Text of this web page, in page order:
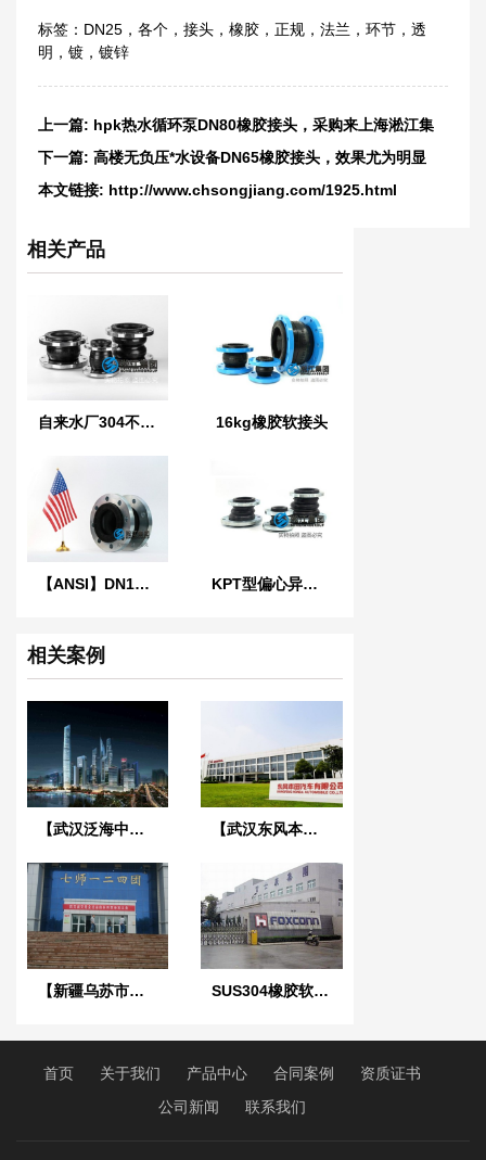
标签： DN25 ， 各个 ， 接头 ， 橡胶 ， 正规 ， 法兰 ， 环节 ， 透
明 ， 镀 ， 镀锌
上一篇: hpk热水循环泵DN80橡胶接头，采购来上海淞江集
团
下一篇: 高楼无负压*水设备DN65橡胶接头，效果尤为明显
本文链接: http://www.chsongjiang.com/1925.html
相关产品
自来水厂304不锈钢橡胶管接头 16kg橡胶软接头
【ANSI】DN100美标橡胶膨胀节 KPT型偏心异径橡胶接头
相关案例
【武汉泛海中心酒店项目】吊挂弹簧减震器合同 【武汉东风本田汽车厂】弹簧减震器合同
【新疆乌苏市高泉镇兵团124团德隆农场】DN450橡胶接头 SUS304橡胶软连接用于秦皇岛富士康水处理项目
首页 关于我们 产品中心 合同案例
资质证书
公司新闻
联系我们